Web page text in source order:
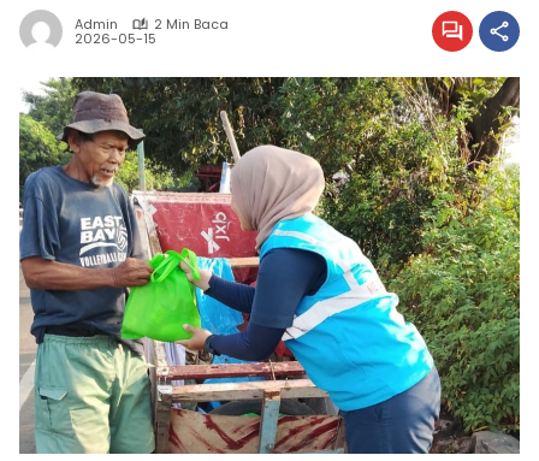
Admin 2 Min Baca
2026-05-15